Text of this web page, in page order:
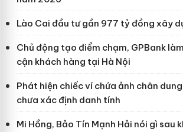
Lào Cai đầu tư gần 977 tỷ đồng xây
Chủ động tạo điểm chạm, GPBank
cận khách hàng tại Hà Nội
Phát hiện chiếc ví chứa ảnh chân
chưa xác định danh tính
Mi Hồng, Bảo Tín Mạnh Hải nói gì sau